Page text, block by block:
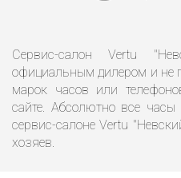
Сервис-салон Vertu
официальным дилером и не
марок часов или
сайте. Абсолютно все
сервис-салоне Vertu
хозяев.